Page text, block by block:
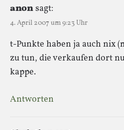
anonsagt:
4. April 2007 um 9:23 Uhr
t-Punkte haben ja auch nix
zu tun, die verkaufen dort
kappe.
Antworten